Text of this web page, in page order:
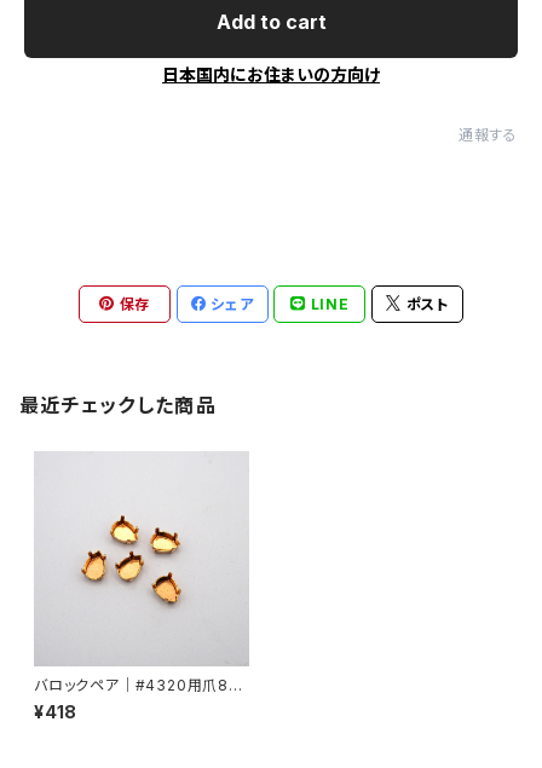
Add to cart
日本国内にお住まいの方向け
通報する
保存 シェア LINE ポスト
最近チェックした商品
バロックペア｜#4320用爪8m
mx6mm
¥418